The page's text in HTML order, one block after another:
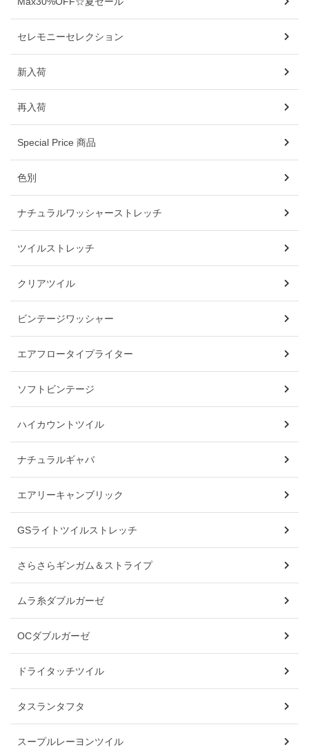
セレモニーセレクション
新入荷
再入荷
Special Price 商品
色別
ナチュラルワッシャーストレッチ
ツイルストレッチ
クリアツイル
ビンテージワッシャー
エアフロータイプライター
ソフトビンテージ
ハイカウントツイル
ナチュラルギャバ
エアリーキャンブリック
GSライトツイルストレッチ
さらさらギンガム＆ストライプ
ムラ糸ダブルガーゼ
OCダブルガーゼ
ドライタッチツイル
タスランタフタ
スープルレーヨンツイル